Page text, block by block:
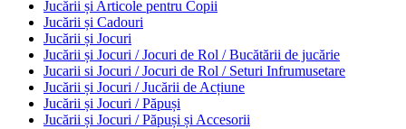
Jucării și Articole pentru Copii
Jucării și Cadouri
Jucării și Jocuri
Jucării și Jocuri / Jocuri de Rol / Bucătării de jucărie
Jucarii si Jocuri / Jocuri de Rol / Seturi Infrumusetare
Jucării și Jocuri / Jucării de Acțiune
Jucării și Jocuri / Păpuși
Jucării și Jocuri / Păpuși și Accesorii